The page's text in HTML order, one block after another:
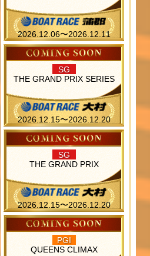
2026.12.06〜2026.12.11
SG
THE GRAND PRIX SERIES
2026.12.15〜2026.12.20
SG
THE GRAND PRIX
2026.12.15〜2026.12.20
PGI
QUEENS CLIMAX